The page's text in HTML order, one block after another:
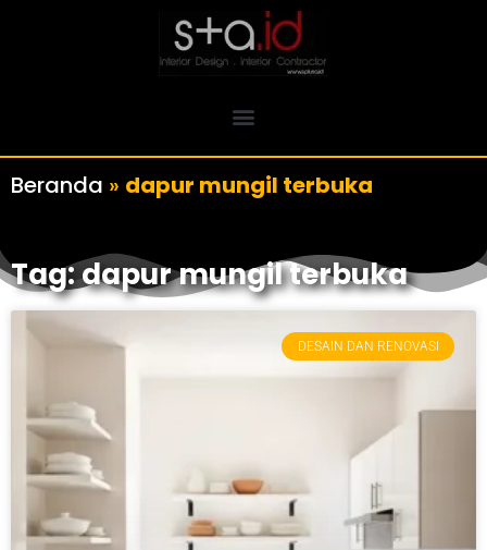
Beranda » dapur mungil terbuka
Tag: dapur mungil terbuka
DESAIN DAN RENOVASI